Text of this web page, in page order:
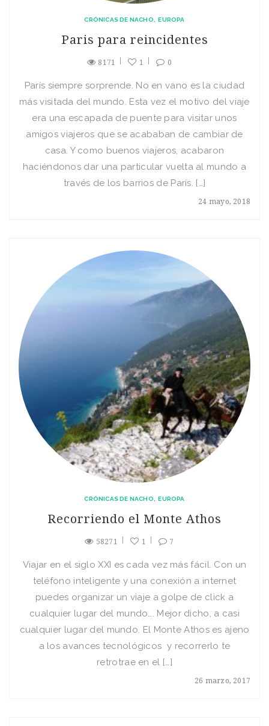
CRÓNICAS DE NACHO EUROPA
Paris para reincidentes
8171 1 0
24 mayo, 2018
París siempre sorprende. No en vano es la ciudad
más visitada del mundo. Esta vez el motivo del viaje
era una escapada de puente para visitar unos
amigos viajeros que se acababan de cambiar de
casa. Y como buenos viajeros, acabaron
haciéndonos dar una particular vuelta al mundo a
través de los barrios de París. […]
CRÓNICAS DE NACHO EUROPA
Recorriendo el Monte Athos
58271 1 7
26 marzo, 2017
Viajar en el siglo XXI es cada vez más fácil. Con un
teléfono inteligente y una conexión a internet
puedes organizar un viaje a golpe de click a
cualquier lugar del mundo…. Mejor dicho, a casi
cualquier lugar del mundo. El Monte Athos es ajeno
a los avances tecnológicos y recorrerlo te
retrotrae en el […]